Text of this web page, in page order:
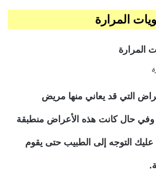
المرارة
التي قد يعاني منها مريض
وفي حال كانت هذه الأعراض منطبقة
التوجه إلى الطبيب حتى يقوم